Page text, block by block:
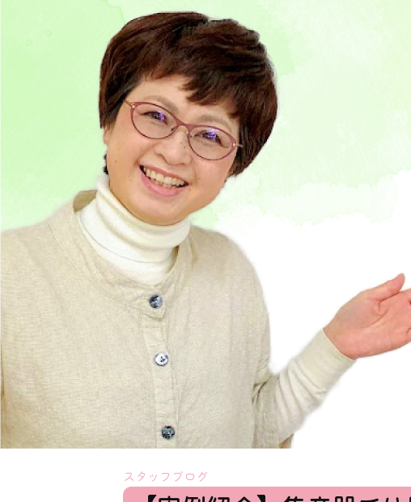
器
補
聴
器
・
聞
え
の
相
談
室
スタッフブログ